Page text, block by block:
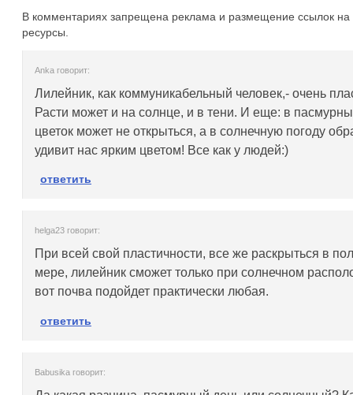
В комментариях запрещена реклама и размещение ссылок на
ресурсы.
Anka говорит:
Лилейник, как коммуникабельный человек,- очень
Расти может и на солнце, и в тени. И еще: в
цветок может не открыться, а в солнечную погоду
удивит нас ярким цветом! Все как у людей:)
ответить
helga23 говорит:
При всей свой пластичности, все же раскрыться в
мере, лилейник сможет только при солнечном
вот почва подойдет практически любая.
ответить
Babusika говорит: